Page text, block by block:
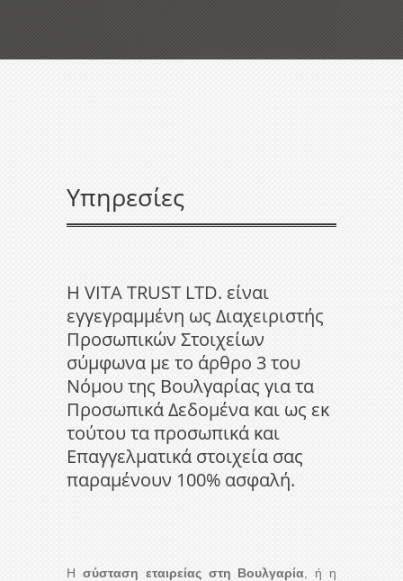
Υπηρεσίες
H VITA TRUST LTD. είναι
εγγεγραμμένη ως Διαχειριστής
Προσωπικών Στοιχείων
σύμφωνα με το άρθρο 3 του
Νόμου της Βουλγαρίας για τα
Προσωπικά Δεδομένα και ως εκ
τούτου τα προσωπικά και
Επαγγελματικά στοιχεία σας
παραμένουν 100% ασφαλή.
Η σύσταση εταιρείας στη Βουλγαρία , ή η